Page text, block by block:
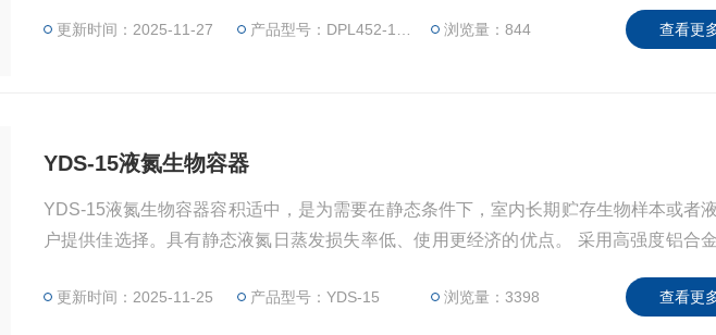
更新时间：2025-11-27 产品型号：DPL452-180-1.38I 浏览量：844 查看更
YDS-15液氮生物容器
YDS-15液氮生物容器容积适中，是为需要在静态条件下，室内长期贮存生物样本或者
户提供佳选择。具有静态液氮日蒸发损失率低、使用更经济的优点。 采用高强度铝合
更新时间：2025-11-25 产品型号：YDS-15 浏览量：3398 查看更